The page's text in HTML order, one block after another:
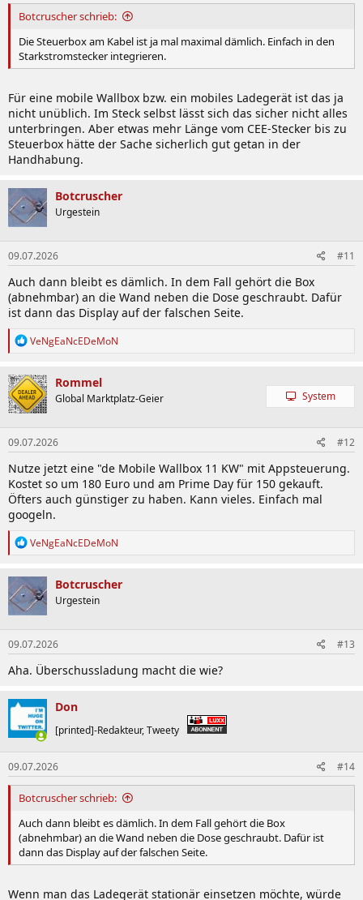
Botcruscher schrieb:
Die Steuerbox am Kabel ist ja mal maximal dämlich. Einfach in den
Starkstromstecker integrieren.
Für eine mobile Wallbox bzw. ein mobiles Ladegerät ist das ja
nicht unüblich. Im Steck selbst lässt sich das sicher nicht alles
unterbringen. Aber etwas mehr Länge vom CEE-Stecker bis zu
Steuerbox hätte der Sache sicherlich gut getan in der
Handhabung.
Botcruscher
Urgestein
09.07.2026 #11
Auch dann bleibt es dämlich. In dem Fall gehört die Box
(abnehmbar) an die Wand neben die Dose geschraubt. Dafür
ist dann das Display auf der falschen Seite.
R
k
t
i
o
n
e
n
:
VeNgEaNcEDeMoN
Rommel
Global Marktplatz-Geier System
09.07.2026 #12
Nutze jetzt eine "de Mobile Wallbox 11 KW" mit Appsteuerung.
Kostet so um 180 Euro und am Prime Day für 150 gekauft.
Öfters auch günstiger zu haben. Kann vieles. Einfach mal
googeln.
R
k
t
i
o
n
e
n
:
VeNgEaNcEDeMoN
Botcruscher
Urgestein
09.07.2026 #13
Aha. Überschussladung macht die wie?
Don
[printed]-Redakteur, Tweety
09.07.2026 #14
Botcruscher schrieb:
Auch dann bleibt es dämlich. In dem Fall gehört die Box
(abnehmbar) an die Wand neben die Dose geschraubt. Dafür ist
dann das Display auf der falschen Seite.
Wenn man das Ladegerät stationär einsetzen möchte, würde